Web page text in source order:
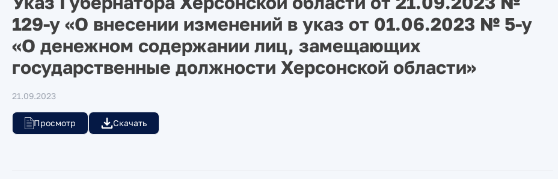
129-у «О внесении изменений в указ от 01.06.2023 № 5-у
«О денежном содержании лиц, замещающих
государственные должности Херсонской области»
21.09.2023
Просмотр Скачать